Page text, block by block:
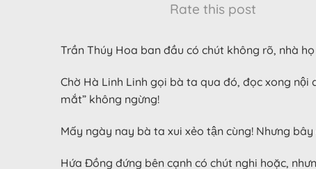
Rate this post
Trần Thúy Hoa ban đầu có chút không rõ, nhà
Chờ Hà Linh Linh gọi bà ta qua đó, đọc xong
mắt” không ngừng!
Mấy ngày nay bà ta xui xẻo tận cùng! Nhưng
Hứa Đồng đứng bên cạnh có chút nghi hoặc,